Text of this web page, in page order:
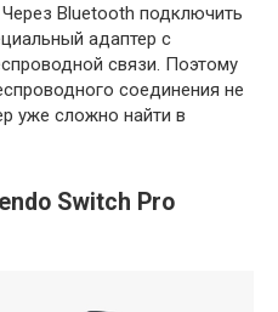
Bluetooth подключить
адаптер с
связи. Поэтому
соединения не
уже сложно найти в
Switch Pro